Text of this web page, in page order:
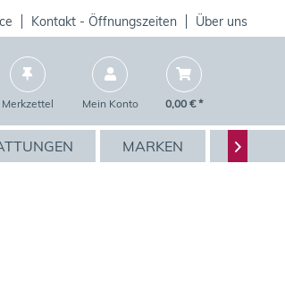
Kontakt - Öffnungszeiten Über uns
Merkzettel Mein Konto 0,00 € *
MARKEN 